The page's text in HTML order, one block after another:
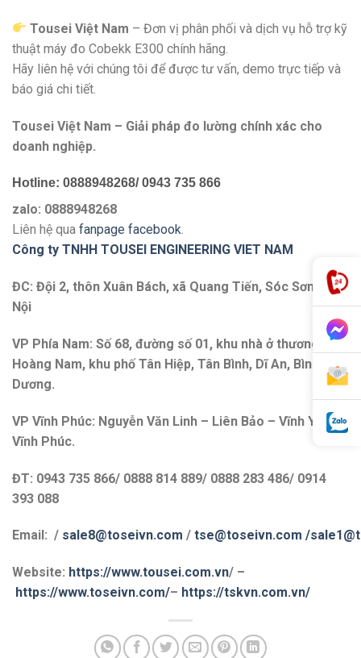
Tousei Việt Nam – Đơn vị phân phối và dịch vụ hỗ trợ kỹ
thuật máy đo Cobekk E300 chính hãng.
Hãy liên hệ với chúng tôi để được tư vấn, demo trực tiếp và
báo giá chi tiết.
Tousei Việt Nam – Giải pháp đo lường chính xác cho
doanh nghiệp.
Hotline: 0888948268/ 0943 735 866
zalo: 0888948268
Liên hệ qua fanpage facebook.
Công ty TNHH TOUSEI ENGINEERING VIET NAM
ĐC: Đội 2, thôn Xuân Bách, xã Quang Tiến, Sóc Sơn, Hà
Nội
VP Phía Nam: Số 68, đường số 01, khu nhà ở thương mại
Hoàng Nam, khu phố Tân Hiệp, Tân Bình, Dĩ An, Bình
Dương.
VP Vĩnh Phúc: Nguyễn Văn Linh – Liên Bảo – Vĩnh Yên –
Vĩnh Phúc.
ĐT: 0943 735 866/ 0888 814 889/ 0888 283 486/ 0914
393 088
Email: / sale8@toseivn.com / tse@toseivn.com /
Website: https://www.tousei.com.vn/ –
https://www.toseivn.com/– https://tskvn.com.vn/